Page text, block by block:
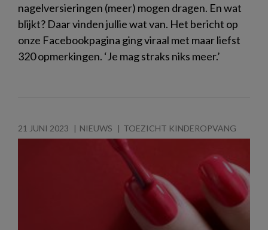
nagelversieringen (meer) mogen dragen. En wat
blijkt? Daar vinden jullie wat van. Het bericht op
onze Facebookpagina ging viraal met maar liefst
320 opmerkingen. ‘Je mag straks niks meer.’
21 JUNI 2023 NIEUWS TOEZICHT KINDEROPVANG